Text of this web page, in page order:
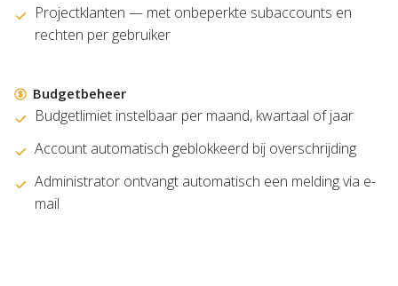
Projectklanten — met onbeperkte subaccounts en
rechten per gebruiker
Budgetbeheer
Budgetlimiet instelbaar per maand, kwartaal of jaar
Account automatisch geblokkeerd bij overschrijding
Administrator ontvangt automatisch een melding via e-
mail